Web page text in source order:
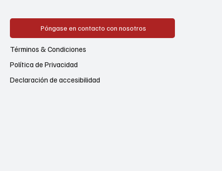
Póngase en contacto con nosotros
Política de Privacidad
Términos & Condiciones
Declaración de accesibilidad